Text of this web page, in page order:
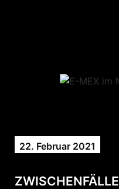
22. Februar 2021
ZWISCHENFÄLLE